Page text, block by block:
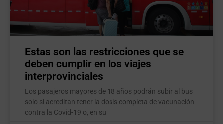
Estas son las restricciones que se
deben cumplir en los viajes
interprovinciales
Los pasajeros mayores de 18 años podrán subir al bus
solo si acreditan tener la dosis completa de vacunación
contra la Covid-19 o, en su